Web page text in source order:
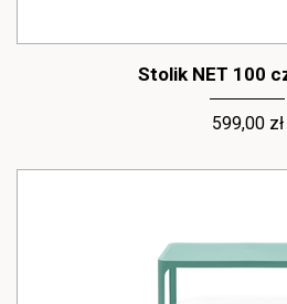
Stolik NET 100
599,00 zł